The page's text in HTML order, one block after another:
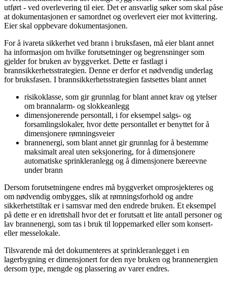
utført - ved overlevering til eier. Det er ansvarlig søker som skal påse
at dokumentasjonen er samordnet og overlevert eier mot kvittering.
Eier skal oppbevare dokumentasjonen.
For å ivareta sikkerhet ved brann i bruksfasen, må eier blant annet
ha informasjon om hvilke forutsetninger og begrensninger som
gjelder for bruken av byggverket. Dette er fastlagt i
brannsikkerhetsstrategien. Denne er derfor et nødvendig underlag
for bruksfasen. I brannsikkerhetsstrategien fastsettes blant annet
risikoklasse, som gir grunnlag for blant annet krav og ytelser
om brannalarm- og slokkeanlegg
dimensjonerende persontall, i for eksempel salgs- og
forsamlingslokaler, hvor dette persontallet er benyttet for å
dimensjonere rømningsveier
brannenergi, som blant annet gir grunnlag for å bestemme
maksimalt areal uten seksjonering, for å dimensjonere
automatiske sprinkleranlegg og å dimensjonere bæreevne
under brann
Dersom forutsetningene endres må byggverket omprosjekteres og
om nødvendig ombygges, slik at rømningsforhold og andre
sikkerhetstiltak er i samsvar med den endrede bruken. Et eksempel
på dette er en idrettshall hvor det er forutsatt et lite antall personer og
lav brannenergi, som tas i bruk til loppemarked eller som konsert-
eller messelokale.
Tilsvarende må det dokumenteres at sprinkleranlegget i en
lagerbygning er dimensjonert for den nye bruken og brannenergien
dersom type, mengde og plassering av varer endres.